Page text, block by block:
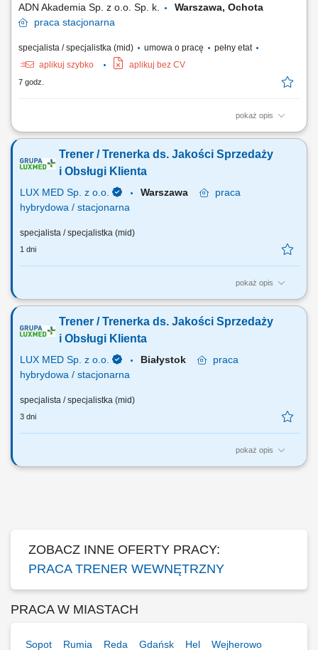
ADN Akademia Sp. z o.o. Sp. k.
Warszawa, Ochota
praca stacjonarna
specjalista / specjalistka (mid) umowa o pracę
pełny etat
aplikuj szybko
aplikuj bez CV
7 godz.
pokaż opis
Zadania: Kompleksowe zarządzanie projektami edukacyjnymi i
realizację. Samodzielna organizacja szkoleń i warsztatów na terenie
całego kraju, w tym planowanie logistyczne. Koordynacja logistyki i
Trener / Trenerka ds. Jakości Sprzedaży
i Obsługi Klienta
LUX MED Sp. z o.o. Warszawa
praca
hybrydowa / stacjonarna
specjalista / specjalistka (mid)
1 dni
pokaż opis
Twoją rolą będzie: Badanie potrzeb szkoleniowych Pracowników z
warsztatów i treningów z zakresu jakości, sprzedaży, kompetencji na
podstawie zbadanych potrzeb; Monitorowanie efektów prowadzonych
Trener / Trenerka ds. Jakości Sprzedaży
i Obsługi Klienta
LUX MED Sp. z o.o. Białystok
praca
hybrydowa / stacjonarna
specjalista / specjalistka (mid)
3 dni
pokaż opis
Twoją rolą będzie: Badanie potrzeb szkoleniowych Pracowników z
ZOBACZ INNE OFERTY PRACY:
PRACA TRENER WEWNĘTRZNY
PRACA W MIASTACH
Sopot Rumia Reda Gdańsk Hel Wejherowo